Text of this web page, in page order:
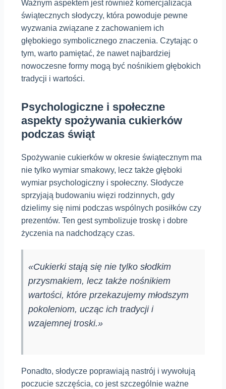
Ważnym aspektem jest również komercjalizacja
świątecznych słodyczy, która powoduje pewne
wyzwania związane z zachowaniem ich
głębokiego symbolicznego znaczenia. Czytając o
tym, warto pamiętać, że nawet najbardziej
nowoczesne formy mogą być nośnikiem głębokich
tradycji i wartości.
Psychologiczne i społeczne
aspekty spożywania cukierków
podczas świąt
Spożywanie cukierków w okresie świątecznym ma
nie tylko wymiar smakowy, lecz także głęboki
wymiar psychologiczny i społeczny. Słodycze
sprzyjają budowaniu więzi rodzinnych, gdy
dzielimy się nimi podczas wspólnych posiłków czy
prezentów. Ten gest symbolizuje troskę i dobre
życzenia na nadchodzący czas.
«Cukierki stają się nie tylko słodkim
przysmakiem, lecz także nośnikiem
wartości, które przekazujemy młodszym
pokoleniom, ucząc ich tradycji i
wzajemnej troski.»
Ponadto, słodycze poprawiają nastrój i wywołują
poczucie szczęścia, co jest szczególnie ważne